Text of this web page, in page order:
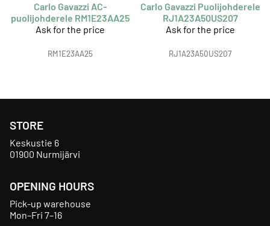
Carlo Gavazzi AC-
puolijohderele RM1E23AA25
Ask for the price
RM1E23AA25
Carlo Gavazzi Puolijohderele
RJ1A23A50US207
Ask for the price
RJ1A23A50US207
STORE
Keskustie 6
01900 Nurmijärvi
OPENING HOURS
Pick-up warehouse
Mon–Fri 7–16